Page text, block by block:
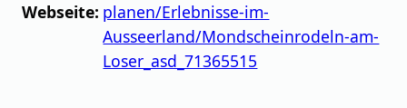
Webseite: planen/Erlebnisse-im-
Ausseerland/Mondscheinrodeln-am-
Loser_asd_71365515